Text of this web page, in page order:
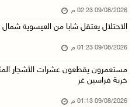
مستعمرون يقتحمون المسجد
مصر تنعى القائد الوطني دياب اللوح
09/آب/2026 12:27 م
09/آب/2026 12:17 م
09/08/2026 02:23 م
الاحتلال يعتقل شابا من العيسوية
09/08/2026 01:23 م
مستعمرون يقطعون عشرات الأشجار
خربة فراسين غر
09/08/2026 01:13 م